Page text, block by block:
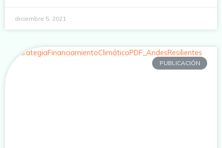
diciembre 5, 2021
PUBLICACIÓN